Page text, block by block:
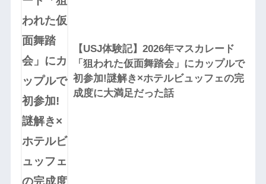
【USJ体験記】2026年マスカレード
「狙われた仮面舞踏会」にカップルで
初参加!謎解き×ホテルビュッフェの完
成度に大満足だった話